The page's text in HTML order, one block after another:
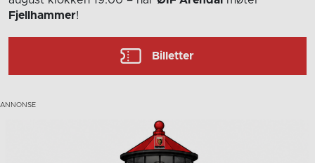
Fjellhammer!
Billetter